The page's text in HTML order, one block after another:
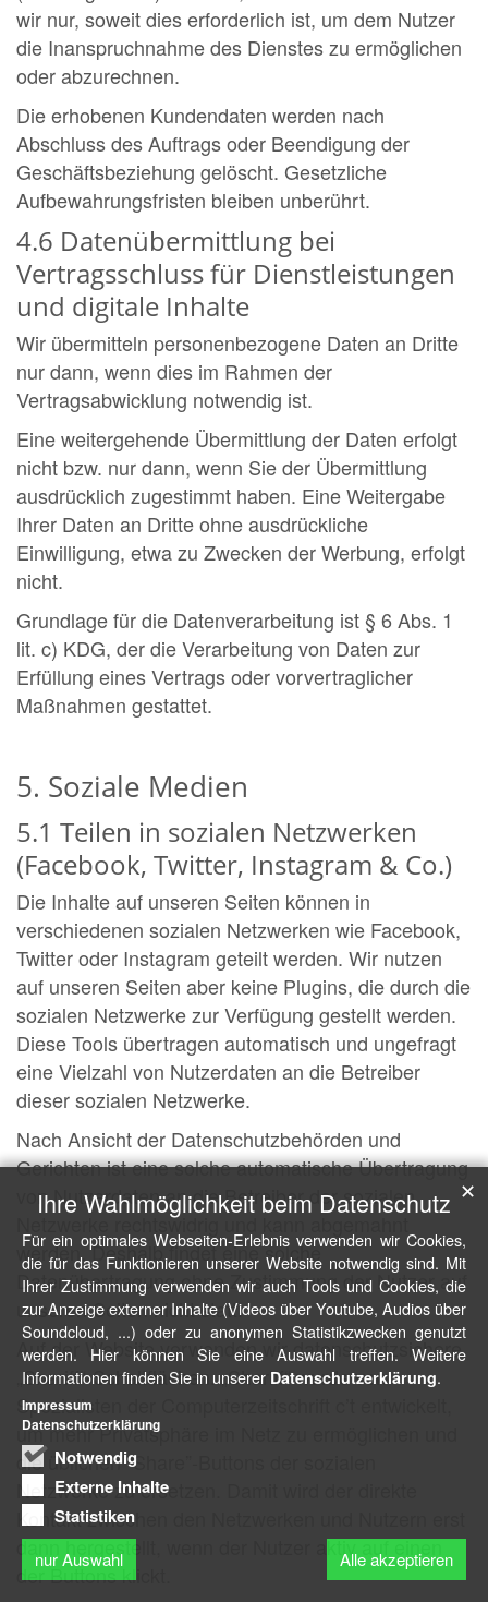
wir nur, soweit dies erforderlich ist, um dem Nutzer
die Inanspruchnahme des Dienstes zu ermöglichen
oder abzurechnen.
Die erhobenen Kundendaten werden nach
Abschluss des Auftrags oder Beendigung der
Geschäftsbeziehung gelöscht. Gesetzliche
Aufbewahrungsfristen bleiben unberührt.
4.6 Datenübermittlung bei
Vertragsschluss für Dienstleistungen
und digitale Inhalte
Wir übermitteln personenbezogene Daten an Dritte
nur dann, wenn dies im Rahmen der
Vertragsabwicklung notwendig ist.
Eine weitergehende Übermittlung der Daten erfolgt
nicht bzw. nur dann, wenn Sie der Übermittlung
ausdrücklich zugestimmt haben. Eine Weitergabe
Ihrer Daten an Dritte ohne ausdrückliche
Einwilligung, etwa zu Zwecken der Werbung, erfolgt
nicht.
Grundlage für die Datenverarbeitung ist § 6 Abs. 1
lit. c) KDG, der die Verarbeitung von Daten zur
Erfüllung eines Vertrags oder vorvertraglicher
Maßnahmen gestattet.
5. Soziale Medien
5.1 Teilen in sozialen Netzwerken
(Facebook, Twitter, Instagram & Co.)
Die Inhalte auf unseren Seiten können in
verschiedenen sozialen Netzwerken wie Facebook,
Twitter oder Instagram geteilt werden. Wir nutzen
auf unseren Seiten aber keine Plugins, die durch die
sozialen Netzwerke zur Verfügung gestellt werden.
Diese Tools übertragen automatisch und ungefragt
eine Vielzahl von Nutzerdaten an die Betreiber
dieser sozialen Netzwerke.
Nach Ansicht der Datenschutzbehörden und
Gerichten ist eine solche automatische Übertragung
von Nutzerdaten an die Betreiber der sozialen
Netzwerke rechtswidrig und kann abgemahnt
werden. Deshalb findet eine solche
Datenübertragung ohne Zustimmung der Nutzer auf
unseren Seiten nicht statt.
Auf der Website verwenden wir datenschutzsichere
„Shariff“-Schaltflächen. „Shariff“ wurde von
Spezialisten der Computerzeitschrift c’t entwickelt,
um mehr Privatsphäre im Netz zu ermöglichen und
die üblichen “Share”-Buttons der sozialen
Netzwerke zu ersetzen. Damit wird der direkte
Kontakt zwischen den Netzwerken und Nutzern erst
dann hergestellt, wenn der Nutzer aktiv auf einen
der Buttons klickt.
Ihre Wahlmöglichkeit beim Datenschutz
Für ein optimales Webseiten-Erlebnis verwenden wir Cookies,
die für das Funktionieren unserer Website notwendig sind. Mit
Ihrer Zustimmung verwenden wir auch Tools und Cookies, die
zur Anzeige externer Inhalte (Videos über Youtube, Audios über
Soundcloud, ...) oder zu anonymen Statistikzwecken genutzt
werden. Hier können Sie eine Auswahl treffen. Weitere
Informationen finden Sie in unserer Datenschutzerklärung.
Notwendig
Externe Inhalte
Statistiken
nur Auswahl Alle akzeptieren
✕
Impressum
Datenschutzerklärung